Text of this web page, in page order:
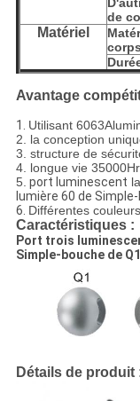
de
Matériel
Avantage
1. Utilisant
2. la conception
3. structure de
4. longue vie
5. port luminescent
lumière 60 de
6. Différentes couleurs
Caractéristiques :
Port trois
Simple-bouche de
Détails de produit